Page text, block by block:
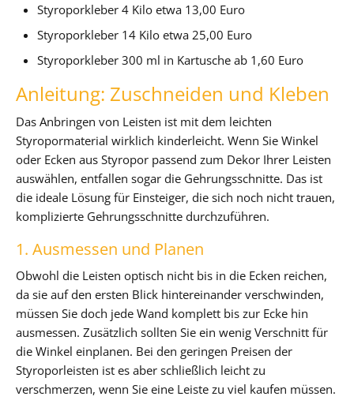
Styroporkleber 4 Kilo etwa 13,00 Euro
Styroporkleber 14 Kilo etwa 25,00 Euro
Styroporkleber 300 ml in Kartusche ab 1,60 Euro
Anleitung: Zuschneiden und Kleben
Das Anbringen von Leisten ist mit dem leichten
Styropormaterial wirklich kinderleicht. Wenn Sie Winkel
oder Ecken aus Styropor passend zum Dekor Ihrer Leisten
auswählen, entfallen sogar die Gehrungsschnitte. Das ist
die ideale Lösung für Einsteiger, die sich noch nicht trauen,
komplizierte Gehrungsschnitte durchzuführen.
1. Ausmessen und Planen
Obwohl die Leisten optisch nicht bis in die Ecken reichen,
da sie auf den ersten Blick hintereinander verschwinden,
müssen Sie doch jede Wand komplett bis zur Ecke hin
ausmessen. Zusätzlich sollten Sie ein wenig Verschnitt für
die Winkel einplanen. Bei den geringen Preisen der
Styroporleisten ist es aber schließlich leicht zu
verschmerzen, wenn Sie eine Leiste zu viel kaufen müssen.